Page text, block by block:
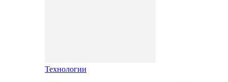
Технологии